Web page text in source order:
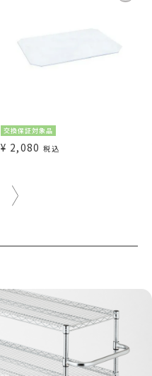
交換保証対象品
¥ 2,080 税込